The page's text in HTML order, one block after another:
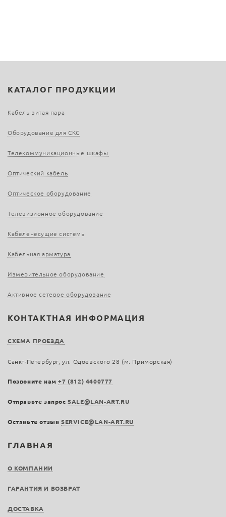
ГЛАВНАЯ
О КОМПАНИИ
ГАРАНТИЯ И ВОЗВРАТ
ДОСТАВКА
КАТАЛОГ ПРОДУКЦИИ
Кабель витая пара
Оборудование для СКС
Телекоммуникационные шкафы
Оптический кабель
Оптическое оборудование
Телевизионное оборудование
Кабеленесущие системы
Кабельная арматура
Измерительное оборудование
Активное сетевое оборудование
КОНТАКТНАЯ ИНФОРМАЦИЯ
СХЕМА ПРОЕЗДА
Санкт-Петербург, ул. Одоевского 28 (м. Приморская)
Позвоните нам+7 (812) 4400777
Отправьте запросSALE@LAN-ART.RU
Оставьте отзыв SERVICE@LAN-ART.RU